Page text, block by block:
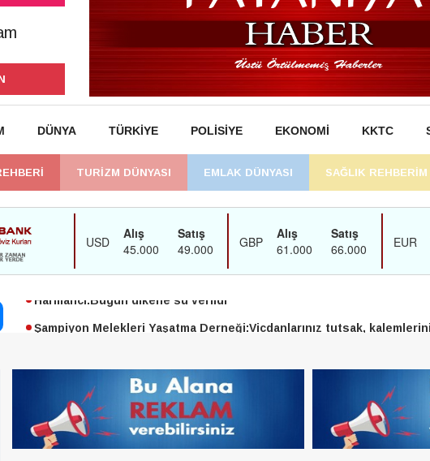
DÜNYA TÜRKIYE POLISIYE EKONOMI KKTC
TURİZM DÜNYASI EMLAK DÜNYASI SAĞLIK REHBERİM
Şampiyon Melekleri Yaşatma Derneği:Vicdanlarınız tutsak,